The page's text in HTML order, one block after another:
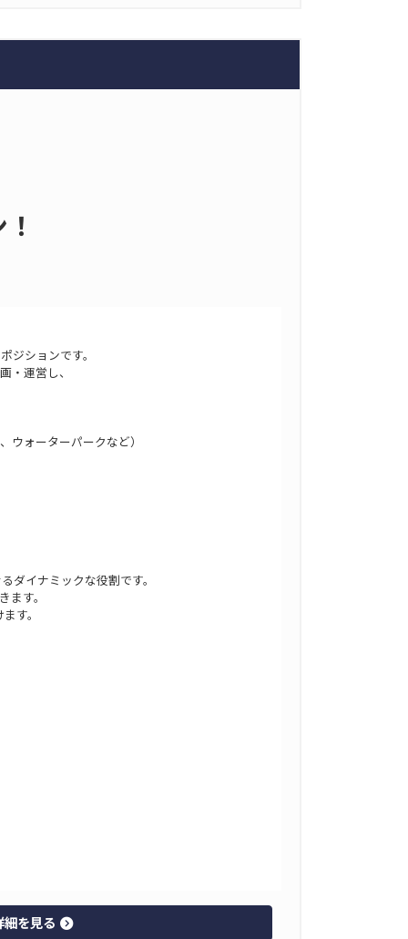
ジションです。
・運営し、
ウォーターパークなど）
ダイナミックな役割です。
す。
す。
細を見る